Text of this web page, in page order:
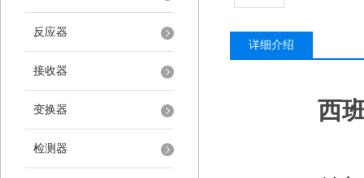
反应器
接收器
变换器
检测器
详细介绍
西